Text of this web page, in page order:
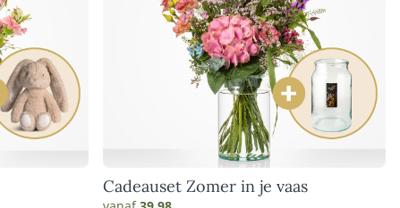
Cadeauset Zomer in je vaas